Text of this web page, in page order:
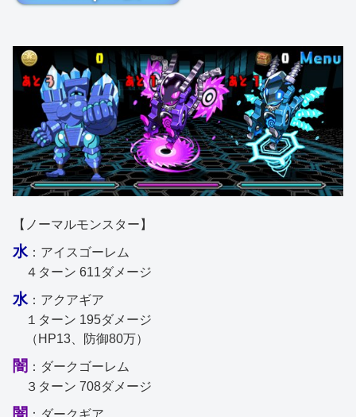
【ノーマルモンスター】
水：アイスゴーレム
４ターン 611ダメージ
水：アクアギア
１ターン 195ダメージ
（HP13、防御80万）
闇 ：ダークゴーレム
３ターン 708ダメージ
闇 ：ダークギア